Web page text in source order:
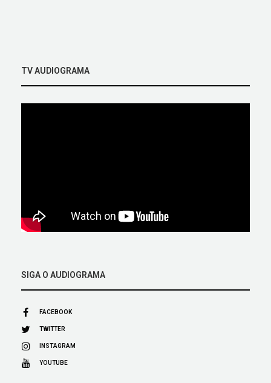
TV AUDIOGRAMA
SIGA O AUDIOGRAMA
FACEBOOK
TWITTER
INSTAGRAM
YOUTUBE